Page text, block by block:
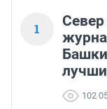
1
102